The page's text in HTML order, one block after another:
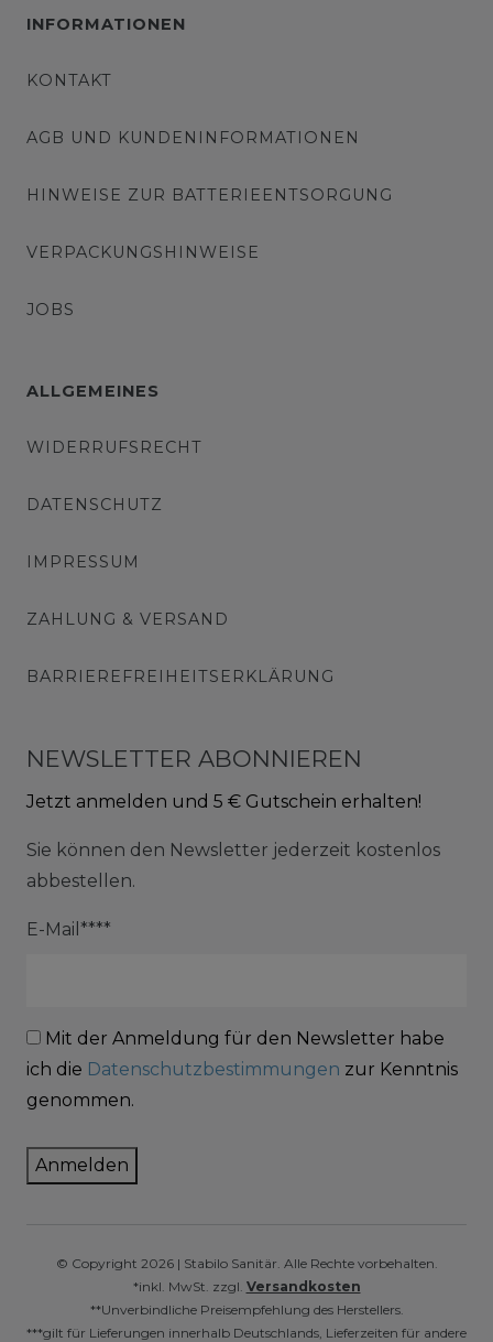
INFORMATIONEN
KONTAKT
AGB UND KUNDENINFORMATIONEN
HINWEISE ZUR BATTERIEENTSORGUNG
VERPACKUNGSHINWEISE
JOBS
ALLGEMEINES
WIDERRUFSRECHT
DATENSCHUTZ
IMPRESSUM
ZAHLUNG & VERSAND
BARRIEREFREIHEITSERKLÄRUNG
NEWSLETTER ABONNIEREN
Jetzt anmelden und 5 € Gutschein erhalten!
Sie können den Newsletter jederzeit kostenlos
abbestellen.
E-Mail****
Mit der Anmeldung für den Newsletter habe
ich die Datenschutzbestimmungen zur Kenntnis
genommen.
Anmelden
© Copyright 2026 | Stabilo Sanitär. Alle Rechte vorbehalten.
*inkl. MwSt. zzgl. Versandkosten
**Unverbindliche Preisempfehlung des Herstellers.
***gilt für Lieferungen innerhalb Deutschlands, Lieferzeiten für andere